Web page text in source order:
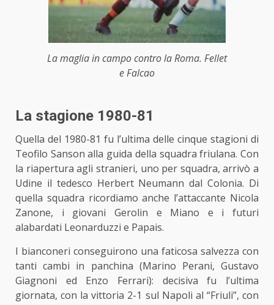
La maglia in campo contro la Roma. Fellet
e Falcao
La stagione 1980-81
Quella del 1980-81 fu l’ultima delle cinque stagioni di
Teofilo Sanson alla guida della squadra friulana. Con
la riapertura agli stranieri, uno per squadra, arrivò a
Udine il tedesco Herbert Neumann dal Colonia. Di
quella squadra ricordiamo anche l’attaccante Nicola
Zanone, i giovani Gerolin e Miano e i futuri
alabardati Leonarduzzi e Papais.
I bianconeri conseguirono una faticosa salvezza con
tanti cambi in panchina (Marino Perani, Gustavo
Giagnoni ed Enzo Ferrari): decisiva fu l’ultima
giornata, con la vittoria 2-1 sul Napoli al “Friuli”, con